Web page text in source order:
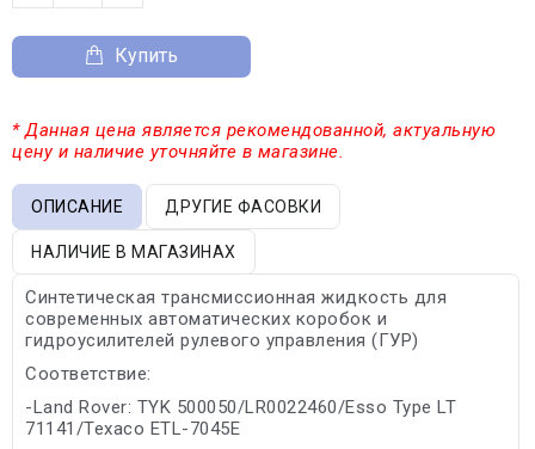
Купить
* Данная цена является рекомендованной, актуальную
цену и наличие уточняйте в магазине.
ОПИСАНИЕ ДРУГИЕ ФАСОВКИ
НАЛИЧИЕ В МАГАЗИНАХ
Синтетическая трансмиссионная жидкость для
современных автоматических коробок и
гидроусилителей рулевого управления (ГУР)
Соответствие:
-Land Rover: TYK 500050/LR0022460/Esso Type LT
71141/Texaco ETL-7045E